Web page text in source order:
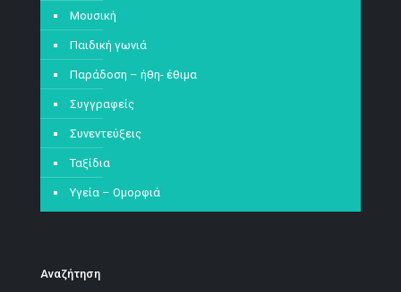
Μουσική
Παιδική γωνιά
Παράδοση – ήθη- έθιμα
Συγγραφείς
Συνεντεύξεις
Ταξίδια
Υγεία – Ομορφιά
Αναζήτηση